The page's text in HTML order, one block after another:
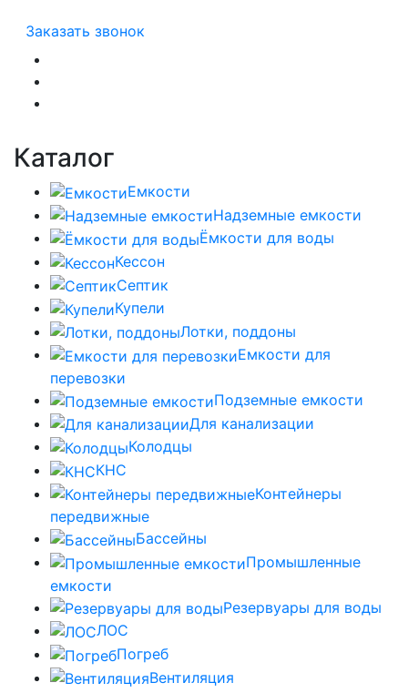
Заказать звонок
Каталог
Емкости
Надземные емкости
Ёмкости для воды
Кессон
Септик
Купели
Лотки, поддоны
Емкости для
перевозки
Подземные емкости
Для канализации
Колодцы
КНС
Контейнеры
передвижные
Бассейны
Промышленные
емкости
Резервуары для воды
ЛОС
Погреб
Вентиляция